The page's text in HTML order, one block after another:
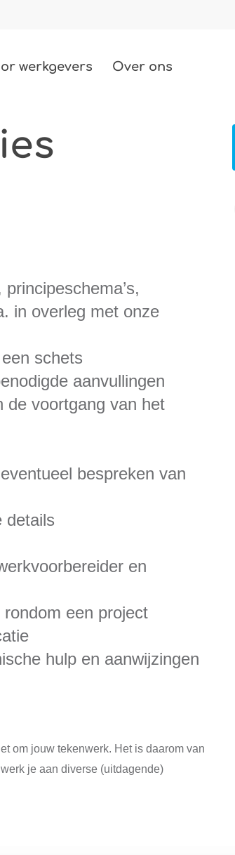
22
werkgevers Over ons
in overleg met onze
schets
aanvullingen
de voortgang van het
bespreken van
details
en
een project
hulp en aanwijzingen
om jouw tekenwerk. Het is daarom van
je aan diverse (uitdagende)